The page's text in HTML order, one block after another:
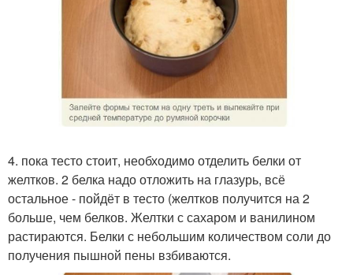
4. пока тесто стоит, необходимо отделить белки от
желтков. 2 белка надо отложить на глазурь, всё
остальное - пойдёт в тесто (желтков получится на 2
больше, чем белков. Желтки с сахаром и ванилином
растираются. Белки с небольшим количеством соли до
получения пышной пены взбиваются.